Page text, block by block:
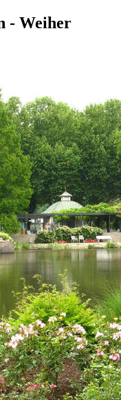
- Weiher